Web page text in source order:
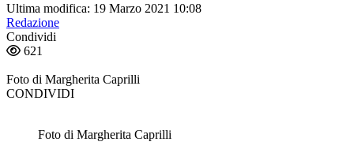
Ultima modifica: 19 Marzo 2021 10:08
Redazione
Condividi
621
Foto di Margherita Caprilli
CONDIVIDI
Foto di Margherita Caprilli